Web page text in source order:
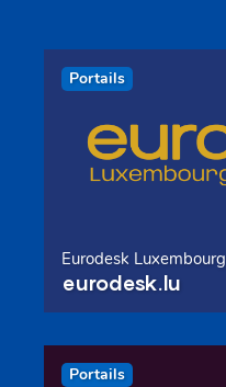
Portails
Eurodesk Luxembourg
eurodesk.lu
Portails